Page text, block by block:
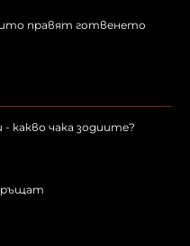
правят готвенето
- какво чака зодиите?